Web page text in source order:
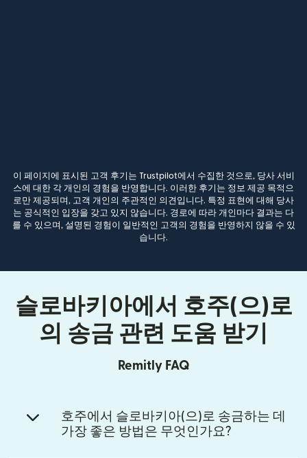
이 페이지에 표시된 고객 후기는 Trustpilot에서 수집한 것으로, 당사 서비
스에 대한 각 개인의 경험을 반영합니다. 이러한 후기는 정보 제공 목적으
로만 제공되며, 고객 개인의 주관적인 의견입니다. 특정 표현에 대해 당사
는 공식적인 입장을 갖고 있지 않습니다. 경로에 따라 개인마다 결과는 다
를 수 있으며, 설명된 경험이 일반적인 고객의 경험을 반영하지 않을 수 있
습니다.
슬로바키아에서 호주(으)로
의 송금 관련 도움 받기
Remitly FAQ
호주에서 슬로바키아(으)로 송금하는 데
가장 좋은 방법은 무엇인가요?